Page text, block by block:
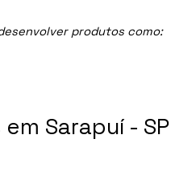
produtos como:
Sarapuí - SP